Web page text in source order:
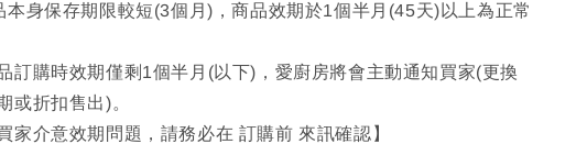
本身保存期限較短(3個月)，商品效期於1個半月(45天)以上為正常
訂購時效期僅剩1個半月(以下)，愛廚房將會主動通知買家(更換
或折扣售出)。
買家介意效期問題，請務必在 訂購前 來訊確認】